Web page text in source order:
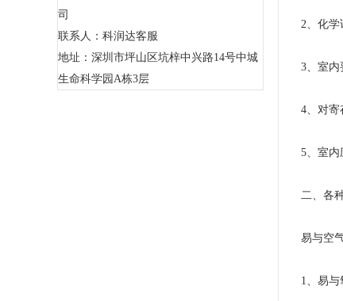
司
联系人：科润达客服
地址：深圳市坪山区坑梓中兴路14号中城
生命科学园A栋3层
2、化学试
3、室内要
4、对寄存
5、室内
二、各种
易与空气
1、易与